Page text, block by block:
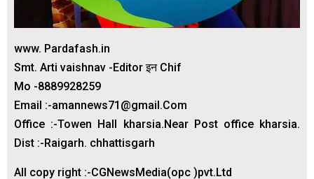
www. Pardafash.in
Smt. Arti vaishnav -Editor इन Chif
Mo -8889928259
Email :-amannews71@gmail.Com
Office :-Towen Hall kharsia.Near Post office kharsia.
Dist :-Raigarh. chhattisgarh
All copy right :-CGNewsMedia(opc )pvt.Ltd